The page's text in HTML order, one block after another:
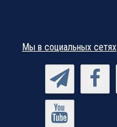
Мы в социальных сетях